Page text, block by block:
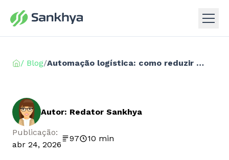
/ Blog/ Automação logística: como reduzir custos e aumentar a eficiência operacional
Autor: Redator Sankhya
Publicação:
abr 24, 2026
97 10 min